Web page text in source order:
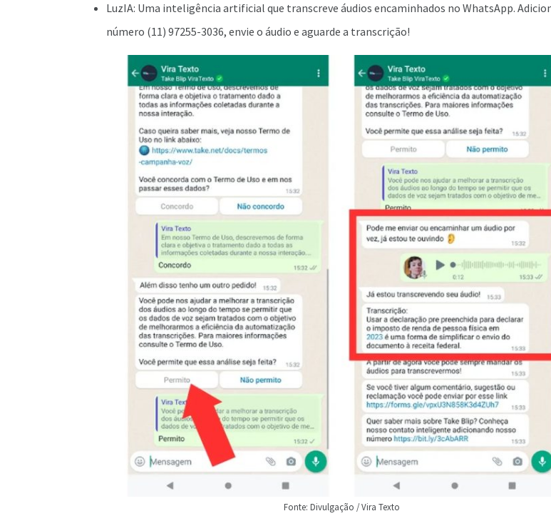
LuzIA: Uma inteligência artificial que transcreve áudios encaminhados no WhatsApp.
número (11) 97255-3036, envie o áudio e aguarde a transcrição!
Fonte: Divulgação / Vira Texto